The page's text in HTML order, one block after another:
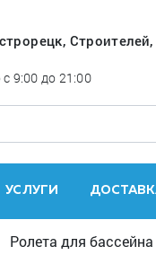
9:00 до 21:00
УСЛУГИ
Ролета для